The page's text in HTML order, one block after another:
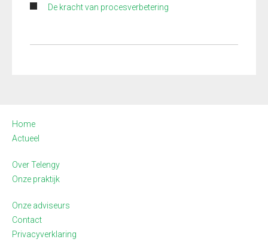
De kracht van procesverbetering
Home
Actueel
Over Telengy
Onze praktijk
Onze adviseurs
Contact
Privacyverklaring